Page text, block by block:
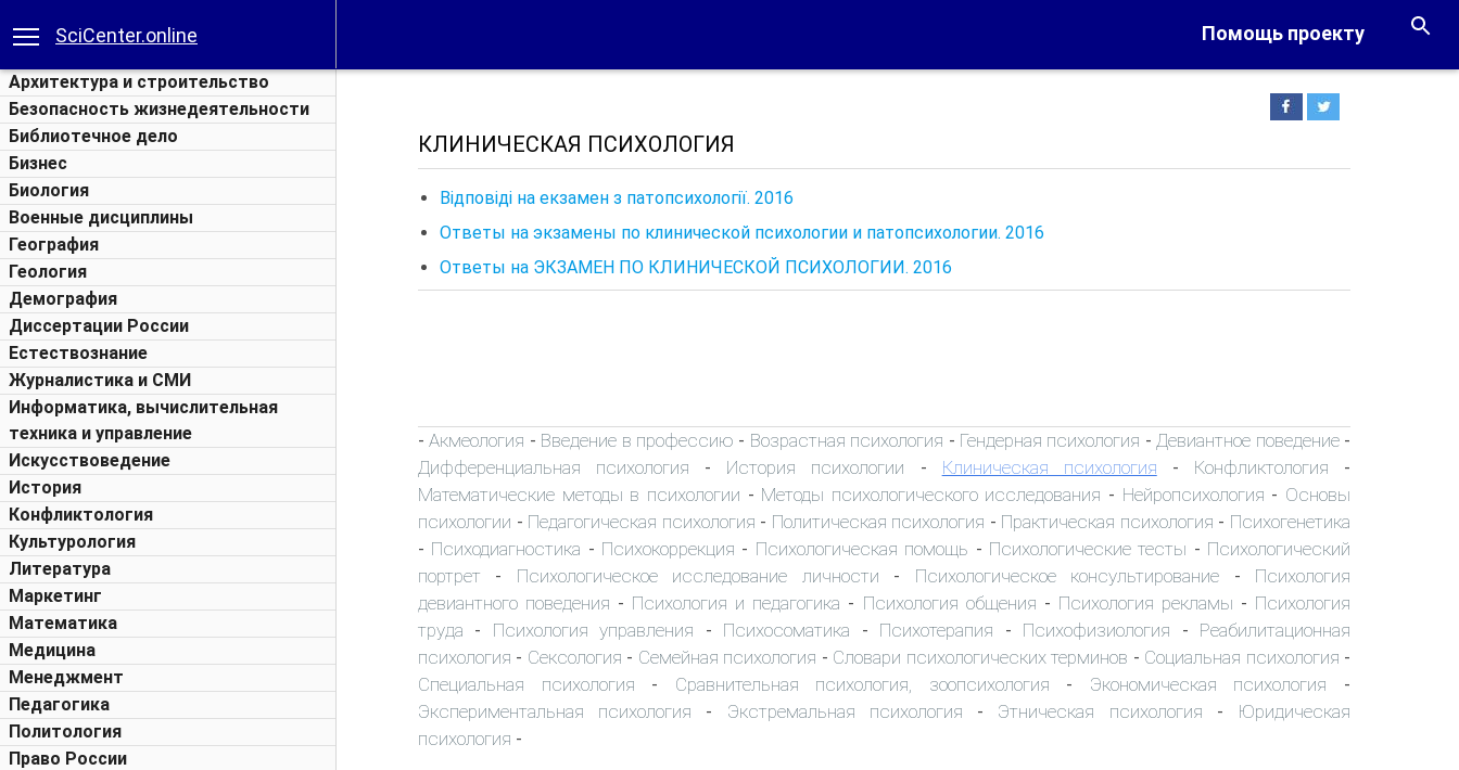
Помощь проекту
SciCenter.online
Архитектура и строительство
Безопасность жизнедеятельности
Библиотечное дело
Бизнес
Биология
Военные дисциплины
География
Геология
Демография
Диссертации России
Естествознание
Журналистика и СМИ
Информатика, вычислительная
техника и управление
Искусствоведение
История
Конфликтология
Культурология
Литература
Маркетинг
Математика
Медицина
Менеджмент
Педагогика
Политология
Право России
КЛИНИЧЕСКАЯ ПСИХОЛОГИЯ
Відповіді на екзамен з патопсихології. 2016
Ответы на экзамены по клинической психологии и патопсихологии. 2016
Ответы на ЭКЗАМЕН ПО КЛИНИЧЕСКОЙ ПСИХОЛОГИИ. 2016
-Акмеология - Введение в профессию - Возрастная психология - Гендерная психология -Девиантное поведение-
Дифференциальная психология - История психологии - Клиническая психология - Конфликтология -
Математические методы в психологии - Методы психологического исследования - Нейропсихология - Основы
психологии - Педагогическая психология - Политическая психология - Практическая психология - Психогенетика
- Психодиагностика - Психокоррекция - Психологическая помощь - Психологические тесты - Психологический
портрет - Психологическое исследование личности - Психологическое консультирование - Психология
девиантного поведения - Психология и педагогика - Психология общения - Психология рекламы - Психология
труда - Психология управления - Психосоматика - Психотерапия - Психофизиология - Реабилитационная
психология - Сексология - Семейная психология - Словари психологических терминов - Социальная психология -
Специальная психология - Сравнительная психология, зоопсихология - Экономическая психология -
Экспериментальная психология - Экстремальная психология - Этническая психология -
Юридическая
психология -